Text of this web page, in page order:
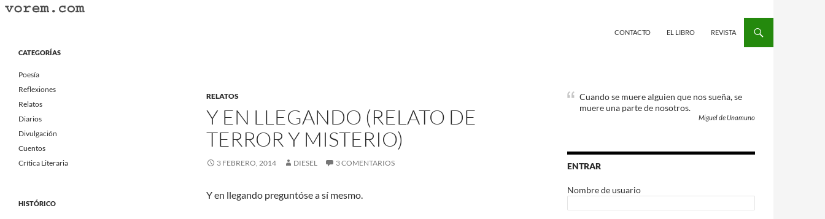
Saltar
CONTACTO EL LIBRO REVISTA
RELATOS
Y EN LLEGANDO (RELATO DE
TERROR Y MISTERIO)
3 FEBRERO, 2014 DIESEL 3 COMENTARIOS
Y en llegando preguntóse a sí mesmo.
Cuando se muere alguien que nos sueña, se
muere una parte de nosotros.
Miguel de Unamuno
ENTRAR
Nombre de usuario
Portal Literario Independiente
CATEGORÍAS
Poesía
Reflexiones
Relatos
Diarios
Divulgación
Cuentos
Crítica Literaria
HISTÓRICO